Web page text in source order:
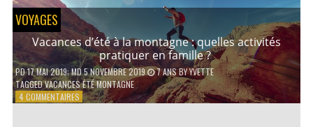
VOYAGES
Vacances d’été à la montagne : quelles activités
pratiquer en famille ?
PD17 MAI 2019; MD 5 NOVEMBRE 2019 7 ANSBYYVETTE
TAGGEDVACANCES ÉTÉ MONTAGNE
4 COMMENTAIRESSUR